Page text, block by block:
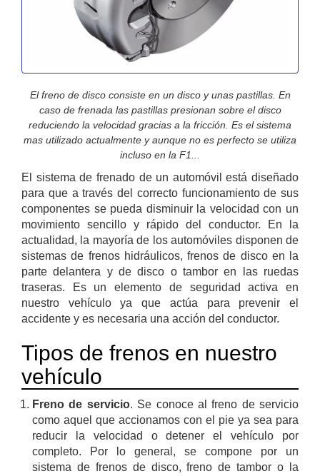
El freno de disco consiste en un disco y unas pastillas. En
caso de frenada las pastillas presionan sobre el disco
reduciendo la velocidad gracias a la fricción. Es el sistema
mas utilizado actualmente y aunque no es perfecto se utiliza
incluso en la F1...
El sistema de frenado de un automóvil está diseñado
para que a través del correcto funcionamiento de sus
componentes se pueda disminuir la velocidad con un
movimiento sencillo y rápido del conductor. En la
actualidad, la mayoría de los automóviles disponen de
sistemas de frenos hidráulicos, frenos de disco en la
parte delantera y de disco o tambor en las ruedas
traseras. Es un elemento de seguridad activa en
nuestro vehículo ya que actúa para prevenir el
accidente y es necesaria una acción del conductor.
Tipos de frenos en nuestro
vehículo
Freno de servicio. Se conoce al freno de servicio
como aquel que accionamos con el pie ya sea para
reducir la velocidad o detener el vehículo por
completo. Por lo general, se compone por un
sistema de frenos de disco, freno de tambor o la